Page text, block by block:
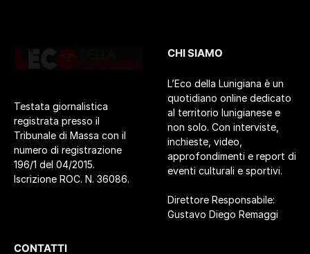
Testata giornalistica
registrata presso il
Tribunale di Massa con il
numero di registrazione
196/1 del 04/2015.
Iscrizione ROC. N. 36086.
CHI SIAMO
L’Eco della Lunigiana è un
quotidiano online dedicato
al territorio lunigianese e
non solo. Con interviste,
inchieste, video,
approfondimenti e report di
eventi culturali e sportivi.
Direttore Responsabile:
Gustavo Diego Remaggi
CONTATTI